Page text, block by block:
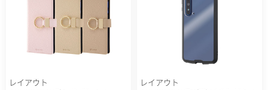
レイアウト
レイアウト